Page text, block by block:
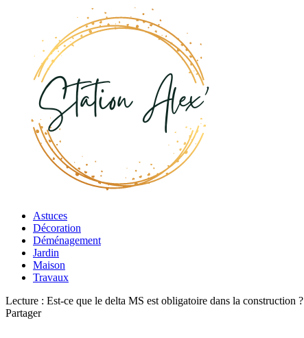
Astuces
Décoration
Déménagement
Jardin
Maison
Travaux
Lecture : Est-ce que le delta MS est obligatoire dans la construction ?
Partager